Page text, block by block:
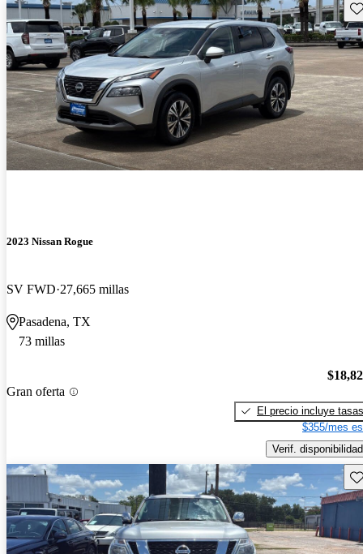
2023 Nissan Rogue
SV FWD 27,665 millas
Pasadena, TX
73 millas
Gran oferta
El precio incluye tasas
$355/mes
Verif. disponibilidad